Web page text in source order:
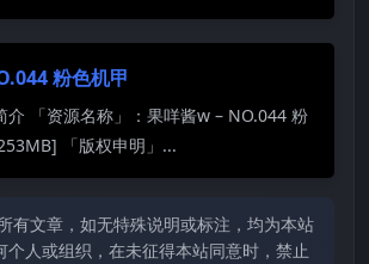
粉色机甲
介 「资源名称」：果咩酱w – NO.044 粉
「版权申明」...
有文章，如无特殊说明或标注，均为本站
个人或组织，在未征得本站同意时，禁止